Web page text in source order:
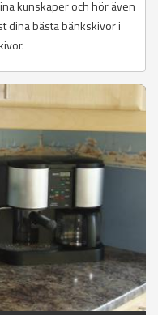
kunskaper och hör även
dina bästa bänkskivor i